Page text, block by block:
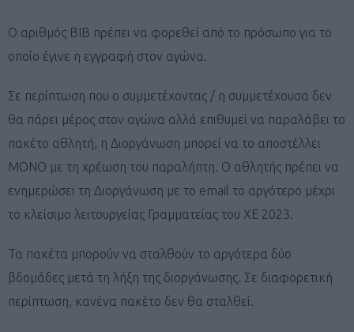
Ο αριθμός ΒΙΒ πρέπει να φορεθεί από το πρόσωπο για το
οποίο έγινε η εγγραφή στον αγώνα.
Σε περίπτωση που ο συμμετέχοντας / η συμμετέχουσα δεν
θα πάρει μέρος στον αγώνα αλλά επιθυμεί να παραλάβει το
πακέτο αθλητή, η Διοργάνωση μπορεί να το αποστέλλει
ΜΟΝΟ με τη χρέωση του παραλήπτη. Ο αθλητής πρέπει να
ενημερώσει τη Διοργάνωση με το email το αργότερο μέχρι
το κλείσιμο λειτουργείας Γραμματείας του ΧΕ 2023.
Τα πακέτα μπορούν να σταλθούν το αργότερα δύο
βδομάδες μετά τη λήξη της διοργάνωσης. Σε διαφορετική
περίπτωση, κανένα πακέτο δεν θα σταλθεί.